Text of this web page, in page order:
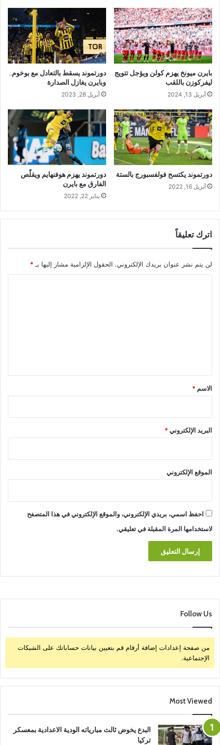
بايرن ميونخ يهزم كولن ويؤجل تتويج
ليفركوزن باللقب
أبريل 13, 2024
دورتموند يسقط بالتعادل مع بوخوم..
وبايرن يغازل الصدارة
أبريل 28, 2023
دورتموند يكتسح فولفسبورج بالستة
أبريل 16, 2022
دورتموند يهزم هوفنهايم ويقلّص
الفارق مع بايرن
يناير 22, 2022
اترك تعليقاً
لن يتم نشر عنوان بريدك الإلكتروني. الحقول الإلزامية مشار إليها بـ *
*
الاسم *
البريد الإلكتروني*
الموقع الإلكتروني
احفظ اسمي، بريدي الإلكتروني، والموقع الإلكتروني في هذا المتصفح
لاستخدامها المرة المقبلة في تعليقي.
Follow Us
من صفحة إعدادات إضافة أرقام قم بتعيين بيانات حساباتك على الشبكات
الإجتماعية.
Most Viewed
البدع يخوض ثالث مبارياته الودية الاعدادية بمعسكر
تركيا